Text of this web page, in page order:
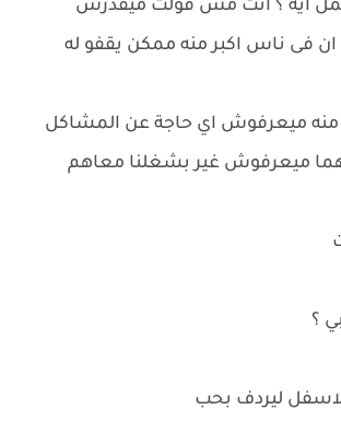
ايه ؟ انت مش قولت ميقدرش
ان فى ناس اكبر منه ممكن يقفو له
منه ميعرفوش اي حاجة عن المشاكل
ميعرفوش غير بشغلنا معاهم
؟
ليردف بحب